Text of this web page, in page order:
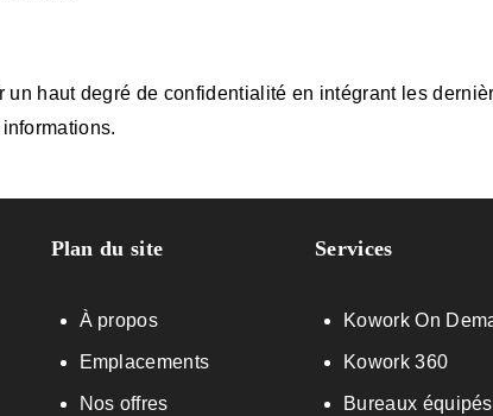
un haut degré de confidentialité en intégrant les
Plan du site
À propos
Emplacements
Nos offres
Services
Kowork On
Kowork 360
Bureaux équipés